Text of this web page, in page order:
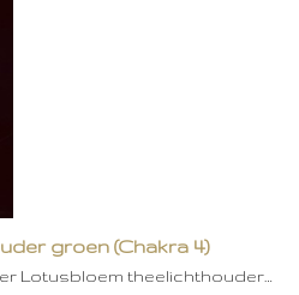
groen (Chakra 4)
Lotusbloem theelichthouder…